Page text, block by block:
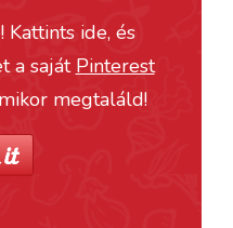
ide, és
a saját Pinterest
megtaláld!